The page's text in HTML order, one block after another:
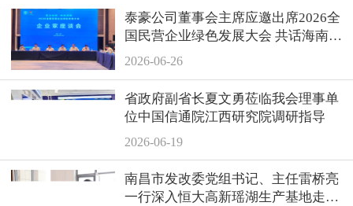
泰豪公司董事会主席应邀出席2026全
国民营企业绿色发展大会 共话海南自
贸港绿色新机遇
2026-06-26
省政府副省长夏文勇莅临我会理事单
位中国信通院江西研究院调研指导
2026-06-19
南昌市发改委党组书记、主任雷桥亮
一行深入恒大高新瑶湖生产基地走访